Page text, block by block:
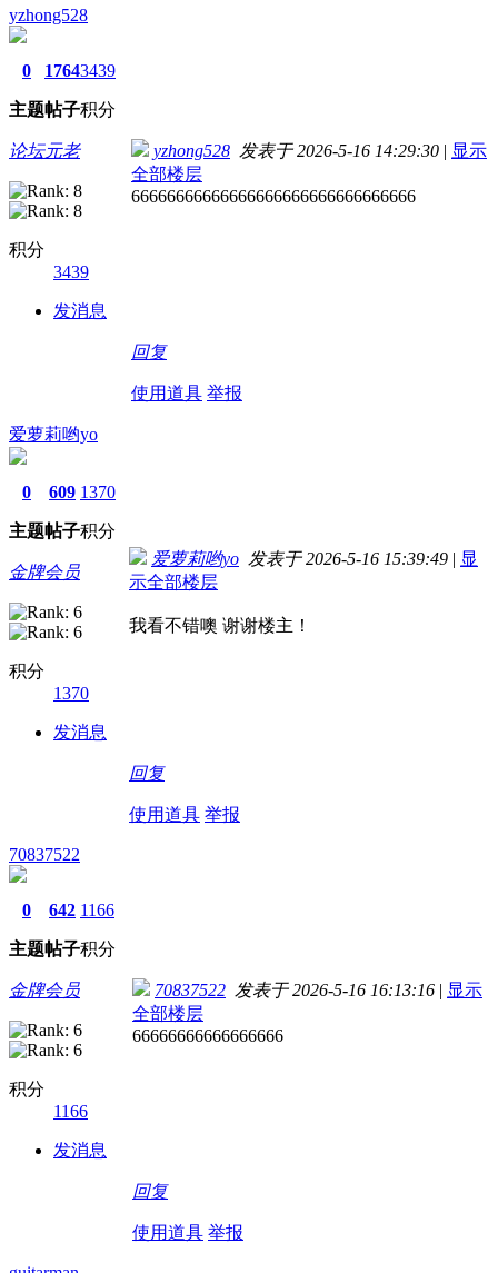
yzhong528
0
主题
1764
帖子
3439
积分
论坛元老
积分
3439
发消息
yzhong528 发表于 2026-5-16 14:29:30 | 显示
全部楼层
66666666666666666666666666666666
回复
使用道具 举报
爱萝莉哟yo
0
主题
609
帖子
1370
积分
金牌会员
积分
1370
发消息
爱萝莉哟yo 发表于 2026-5-16 15:39:49 | 显
示全部楼层
我看不错噢 谢谢楼主！
回复
使用道具 举报
70837522
0
主题
642
帖子
1166
积分
金牌会员
积分
1166
发消息
70837522 发表于 2026-5-16 16:13:16 | 显示
全部楼层
66666666666666666
回复
使用道具 举报